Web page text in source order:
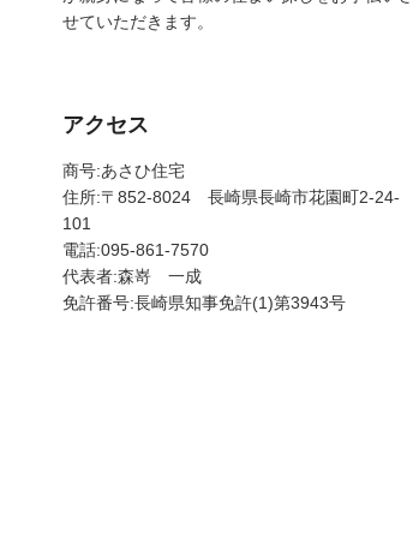
せていただきます。
アクセス
商号:あさひ住宅
住所:〒852-8024 長崎県長崎市花園町2-24-
101
電話:095-861-7570
代表者:森嵜 一成
免許番号:長崎県知事免許(1)第3943号